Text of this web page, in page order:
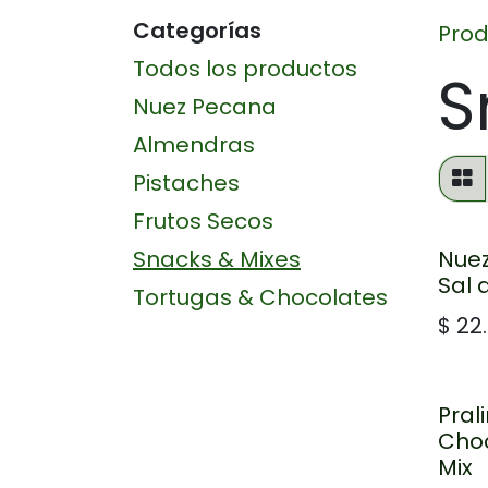
Categorías
Todos los productos
Nuez Pecana
Almendras
Pistaches
Frutos Secos
Snacks & Mixes
Tortugas & Chocolates
Sal
$
Mix